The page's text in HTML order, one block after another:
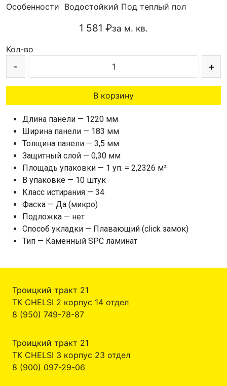
Особенности Водостойкий Под теплый пол
1 581 ₽за м. кв.
Кол-во
- +
В корзину
Длина панели — 1220 мм
Ширина панели — 183 мм
Толщина панели — 3,5 мм
Защитный слой — 0,30 мм
Площадь упаковки — 1 уп. = 2,2326 м²
В упаковке — 10 штук
Класс истирания — 34
Фаска — Да (микро)
Подложка — нет
Способ укладки — Плавающий (click замок)
Тип — Каменный SPC ламинат
Троицкий тракт 21
ТК CHELSI 2 корпус 14 отдел
8 (950) 749-78-87
Троицкий тракт 21
ТК CHELSI 3 корпус 23 отдел
8 (900) 097-29-06